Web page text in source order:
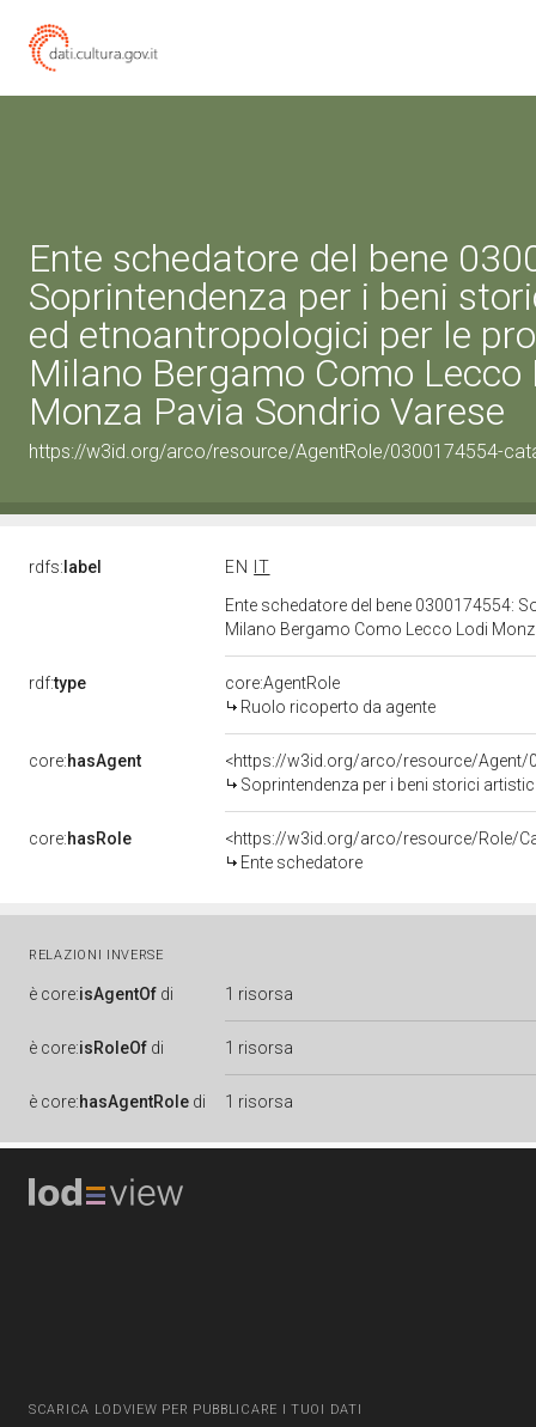
Ente schedatore del bene
Soprintendenza per i beni
ed etnoantropologici per le
Milano Bergamo Como Lecco
Monza Pavia Sondrio Varese
https://w3id.org/arco/resource/AgentRole/0300174554-
rdfs: label EN
IT
Ente schedatore del bene 0300174554:
Milano Bergamo Como Lecco Lodi
rdf:type
core:AgentRole
Ruolo ricoperto da agente
core:hasAgent
<https://w3id.org/arco/resource/Agent/
Soprintendenza per i beni storici artistici ed
core:hasRole
<https://w3id.org/arco/resource/Role/
Ente schedatore
RELAZIONI INVERSE
è core:isAgentOf di 1 risorsa
è core:isRoleOf di 1 risorsa
è core:hasAgentRole di 1 risorsa
SCARICA LODVIEW PER PUBBLICARE I TUOI DATI